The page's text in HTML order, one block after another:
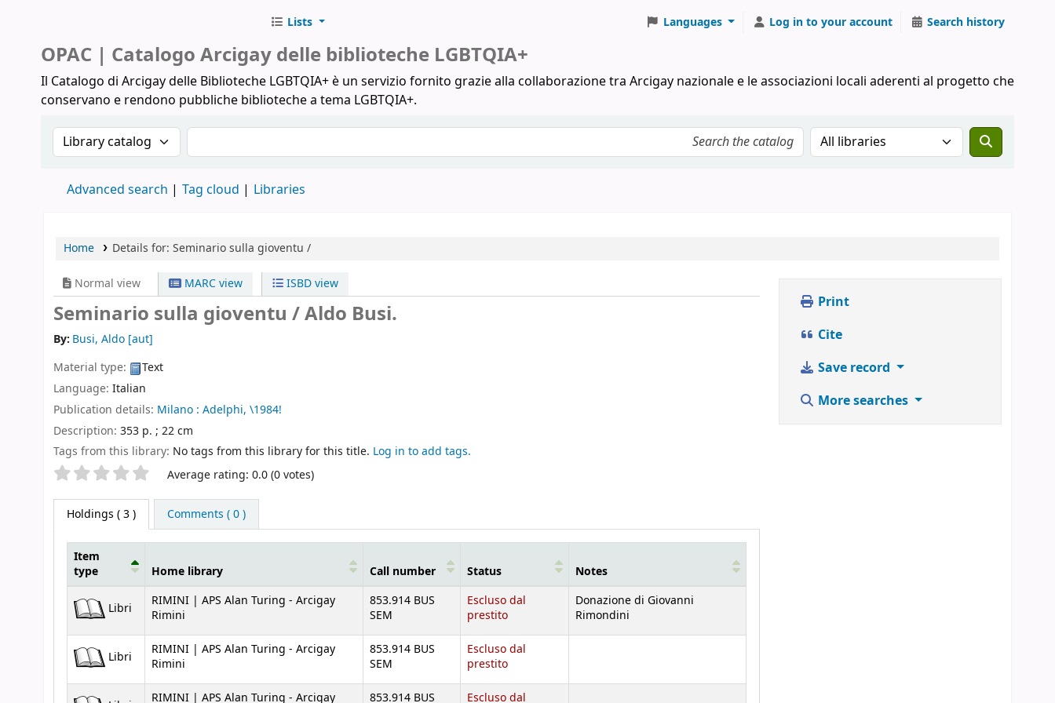
Biblioteche Arcigay
Lists Languages Log in to your account Search history
OPAC | Catalogo Arcigay delle biblioteche LGBTQIA+
Il Catalogo di Arcigay delle Biblioteche LGBTQIA+ è un servizio fornito grazie alla collaborazione tra Arcigay nazionale e le associazioni locali aderenti al progetto che
conservano e rendono pubbliche biblioteche a tema LGBTQIA+.
Search the catalog by:Search the catalog Search the catalog in:
Advanced search Tag cloud Libraries
Home Details for: Seminario sulla gioventu /
Normal view MARC view ISBD view
Seminario sulla gioventu /Aldo Busi.
By: Busi, Aldo [aut]
Material type:
Text
Language: Italian
Publication details: Milano : Adelphi, \1984!
Description: 353 p. ; 22 cm
Tags from this library: No tags from this library for this title. Log in to add tags.
Star ratings Average rating: 0.0 (0 votes)
Holdings ( 3 ) Comments ( 0 )
Holdings
Item
type
Home library Call number Status Notes
Libri
RIMINI | APS Alan Turing - Arcigay
Rimini
853.914 BUS
SEM
Escluso dal
prestito
Donazione di Giovanni
Rimondini
Libri
RIMINI | APS Alan Turing - Arcigay
Rimini
853.914 BUS
SEM
Escluso dal
prestito
RIMINI | APS Alan Turing - Arcigay 853.914 BUS Escluso dal
Print
Cite
Save record
More searches